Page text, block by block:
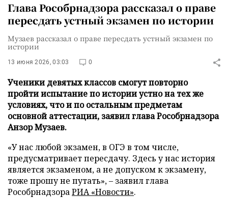
Глава Рособрнадзора рассказал о праве
пересдать устный экзамен по истории
Музаев рассказал о праве пересдать устный экзамен по
истории
13 июня 2026, 03:03 0
Ученики девятых классов смогут повторно
пройти испытание по истории устно на тех же
условиях, что и по остальным предметам
основной аттестации, заявил глава Рособрнадзора
Анзор Музаев.
«У нас любой экзамен, в ОГЭ в том числе,
предусматривает пересдачу. Здесь у нас история
является экзаменом, а не допуском к экзамену,
тоже прошу не путать», – заявил глава
РособрнадзораРИА «Новости».